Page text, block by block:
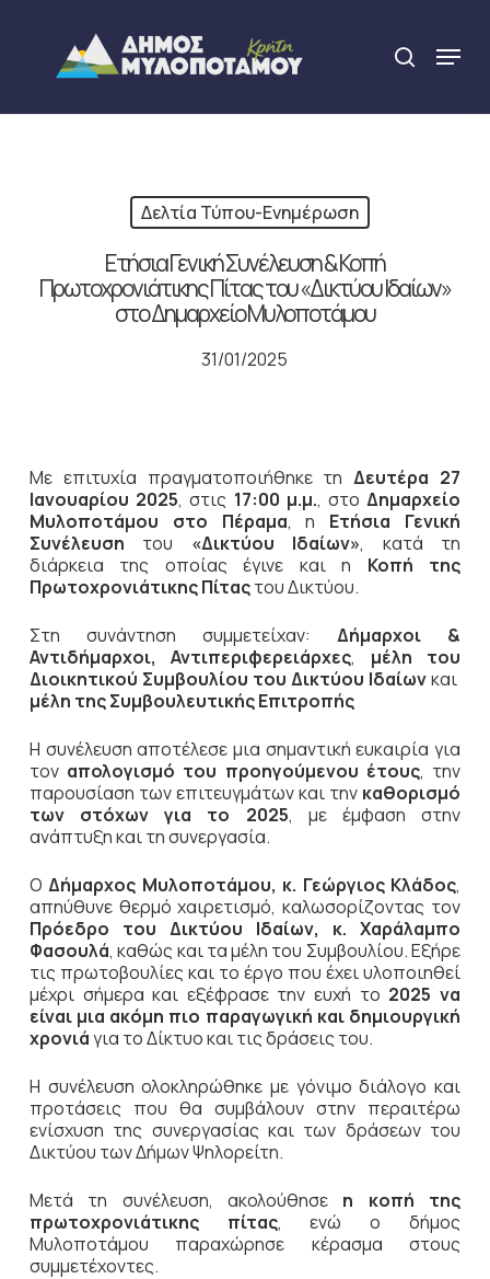
content
search
Menu
Δελτία Τύπου-Ενημέρωση
Ετήσια Γενική Συνέλευση & Κοπή
Πρωτοχρονιάτικης Πίτας του «Δικτύου Ιδαίων»
στο Δημαρχείο Μυλοποτάμου
31/01/2025
Με επιτυχία πραγματοποιήθηκε τηΔευτέρα 27
Ιανουαρίου 2025, στις 17:00 μ.μ., στοΔημαρχείο
Μυλοποτάμου στο Πέραμα, η Ετήσια Γενική
Συνέλευση του «Δικτύου Ιδαίων», κατά τη
διάρκεια της οποίας έγινε και η Κοπή της
Πρωτοχρονιάτικης Πίταςτου Δικτύου.
Στη συνάντηση συμμετείχαν:Δήμαρχοι &
Αντιδήμαρχοι,
Αντιπεριφερειάρχες, μέλη του
Διοικητικού Συμβουλίου του Δικτύου Ιδαίωνκαι
μέλη της Συμβουλευτικής Επιτροπής
Η συνέλευση αποτέλεσε μια σημαντική ευκαιρία για
τον απολογισμό του προηγούμενου έτους, την
παρουσίαση των επιτευγμάτων και την καθορισμό
των στόχων για το 2025, με έμφαση στην
ανάπτυξη και τη συνεργασία.
ΟΔήμαρχος Μυλοποτάμου, κ. Γεώργιος Κλάδος,
απηύθυνε θερμό χαιρετισμό, καλωσορίζοντας τον
Πρόεδρο του Δικτύου Ιδαίων, κ. Χαράλαμπο
Φασουλά, καθώς και τα μέλη του Συμβουλίου. Εξήρε
τις πρωτοβουλίες και το έργο που έχει υλοποιηθεί
μέχρι σήμερα και εξέφρασε την ευχή το 2025 να
είναι μια ακόμη πιο παραγωγική και δημιουργική
χρονιάγια το Δίκτυο και τις δράσεις του.
Η συνέλευση ολοκληρώθηκε με γόνιμο διάλογο και
προτάσεις που θα συμβάλουν στην περαιτέρω
ενίσχυση της συνεργασίας και των δράσεων του
Δικτύου των Δήμων Ψηλορείτη.
Μετά τη συνέλευση, ακολούθησε η κοπή της
πρωτοχρονιάτικης πίτας, ενώ ο δήμος
Μυλοποτάμου παραχώρησε κέρασμα στους
συμμετέχοντες.
Close